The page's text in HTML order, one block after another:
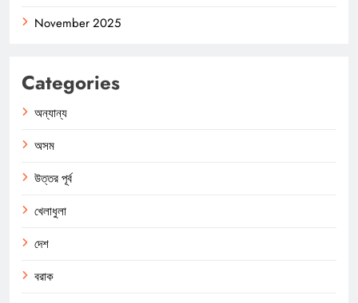
November 2025
Categories
অন্যান্য
অসম
উত্তর পূর্ব
খেলাধুলা
দেশ
বরাক